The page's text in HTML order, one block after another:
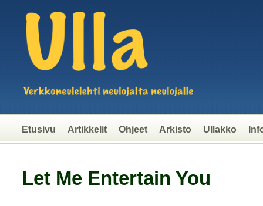
Etusivu Artikkelit Ohjeet Arkisto Ullakko
Let Me Entertain You